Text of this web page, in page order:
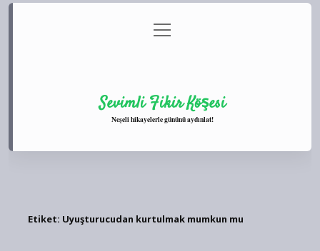
Gizlilik Politikası
menüyü
aç
Sevimli Fikir Köşesi
Neşeli hikayelerle gününü aydınlat!
Etiket: Uyuşturucudan kurtulmak mumkun mu